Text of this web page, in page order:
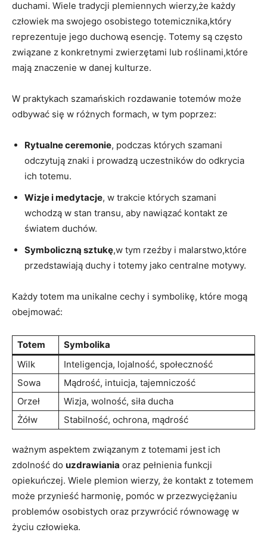
duchami. Wiele tradycji plemiennych wierzy,że każdy
człowiek ma swojego osobistego totemicznika,który
reprezentuje jego duchową esencję. Totemy są często
związane z konkretnymi zwierzętami lub roślinami,które
mają znaczenie w danej kulturze.
W praktykach szamańskich rozdawanie totemów może
odbywać się w różnych formach, w tym poprzez:
Rytualne ceremonie, podczas których szamani
odczytują znaki i prowadzą uczestników do odkrycia
ich totemu.
Wizje i medytacje, w trakcie których szamani
wchodzą w stan transu, aby nawiązać kontakt ze
światem duchów.
Symboliczną sztukę,w tym rzeźby i malarstwo,które
przedstawiają duchy i totemy jako centralne motywy.
Każdy totem ma unikalne cechy i symbolikę, które mogą
obejmować:
Totem
Symbolika
Wilk
Inteligencja, lojalność, społeczność
Sowa
Mądrość, intuicja, tajemniczość
Orzeł
Wizja, wolność, siła ducha
Żółw
Stabilność, ochrona, mądrość
ważnym aspektem związanym z totemami jest ich
zdolność do uzdrawiania oraz pełnienia funkcji
opiekuńczej. Wiele plemion wierzy, że kontakt z totemem
może przynieść harmonię, pomóc w przezwyciężaniu
problemów osobistych oraz przywrócić równowagę w
życiu człowieka.